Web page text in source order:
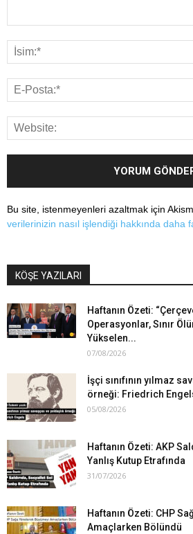
Bu site, istenmeyenleri azaltmak için
verilerinizin nasıl işlendiği hakkında daha
KÖŞE YAZILARI
Haftanın Özeti:
Operasyonlar, Sınır
Yükselen...
07/08/2026
İşçi sınıfının yılmaz
örneği: Friedrich
05/08/2026
Haftanın Özeti: AKP
Yanlış Kutup Etrafında
31/07/2026
Haftanın Özeti: CHP
Amaçlarken Bölündü